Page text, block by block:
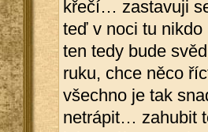
křečí… zastavuji
teď v noci tu
ten tedy bude
ruku, chce něco
všechno je tak
netrápit… zahubit